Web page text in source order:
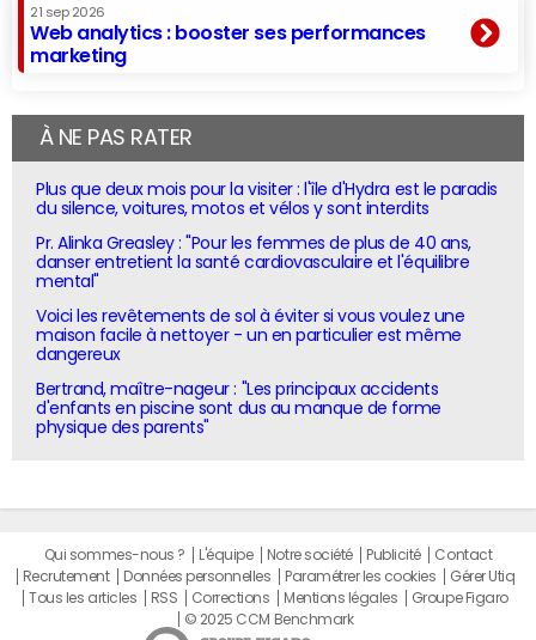
21 sep 2026
Web analytics : booster ses performances
marketing
À NE PAS RATER
Plus que deux mois pour la visiter : l'île d'Hydra est le paradis
du silence, voitures, motos et vélos y sont interdits
Pr. Alinka Greasley : "Pour les femmes de plus de 40 ans,
danser entretient la santé cardiovasculaire et l'équilibre
mental"
Voici les revêtements de sol à éviter si vous voulez une
maison facile à nettoyer - un en particulier est même
dangereux
Bertrand, maître-nageur : "Les principaux accidents
d'enfants en piscine sont dus au manque de forme
physique des parents"
Qui sommes-nous ? L'équipe Notre société Publicité
Contact
Recrutement
Données personnelles Paramétrer les cookies
Gérer Utiq
Tous les articles
RSS Corrections Mentions légales
Groupe Figaro
© 2025 CCM Benchmark